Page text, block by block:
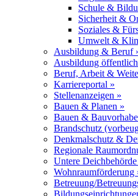
Schule &
Sicherheit &
Soziales &
Umwelt &
Ausbildung & Beruf
Ausbildung
Beruf, Arbeit &
Karriereportal »
Stellenanzeigen »
Bauen & Planen »
Bauen &
Brandschutz
Denkmalschutz &
Regionale
Untere Deichbehörde
Wohnraumförderung
Betreuung/